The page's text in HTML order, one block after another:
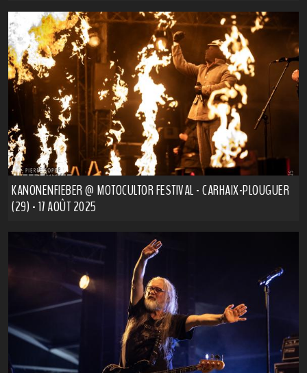
KANONENFIEBER @ MOTOCULTOR FESTIVAL - CARHAIX-PLOUGUER
(29) - 17 AOÛT 2025